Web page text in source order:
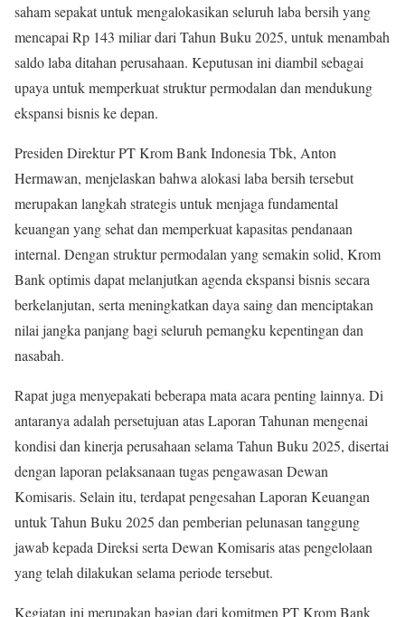
saham sepakat untuk mengalokasikan seluruh laba bersih yang
mencapai Rp 143 miliar dari Tahun Buku 2025, untuk menambah
saldo laba ditahan perusahaan. Keputusan ini diambil sebagai
upaya untuk memperkuat struktur permodalan dan mendukung
ekspansi bisnis ke depan.
Presiden Direktur PT Krom Bank Indonesia Tbk, Anton
Hermawan, menjelaskan bahwa alokasi laba bersih tersebut
merupakan langkah strategis untuk menjaga fundamental
keuangan yang sehat dan memperkuat kapasitas pendanaan
internal. Dengan struktur permodalan yang semakin solid, Krom
Bank optimis dapat melanjutkan agenda ekspansi bisnis secara
berkelanjutan, serta meningkatkan daya saing dan menciptakan
nilai jangka panjang bagi seluruh pemangku kepentingan dan
nasabah.
Rapat juga menyepakati beberapa mata acara penting lainnya. Di
antaranya adalah persetujuan atas Laporan Tahunan mengenai
kondisi dan kinerja perusahaan selama Tahun Buku 2025, disertai
dengan laporan pelaksanaan tugas pengawasan Dewan
Komisaris. Selain itu, terdapat pengesahan Laporan Keuangan
untuk Tahun Buku 2025 dan pemberian pelunasan tanggung
jawab kepada Direksi serta Dewan Komisaris atas pengelolaan
yang telah dilakukan selama periode tersebut.
Kegiatan ini merupakan bagian dari komitmen PT Krom Bank